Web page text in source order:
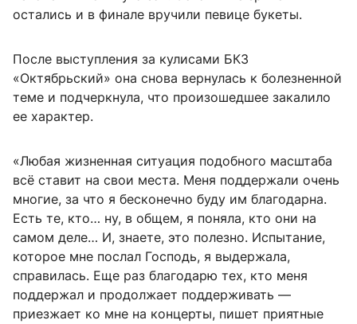
остались и в финале вручили певице букеты.
После выступления за кулисами БКЗ
«Октябрьский» она снова вернулась к болезненной
теме и подчеркнула, что произошедшее закалило
ее характер.
«Любая жизненная ситуация подобного масштаба
всё ставит на свои места. Меня поддержали очень
многие, за что я бесконечно буду им благодарна.
Есть те, кто… ну, в общем, я поняла, кто они на
самом деле… И, знаете, это полезно. Испытание,
которое мне послал Господь, я выдержала,
справилась. Еще раз благодарю тех, кто меня
поддержал и продолжает поддерживать —
приезжает ко мне на концерты, пишет приятные